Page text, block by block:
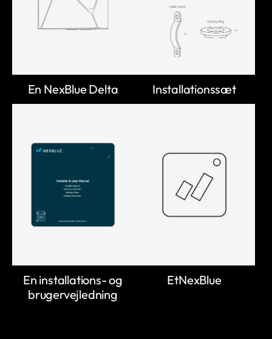
En NexBlue Delta Installationssæt
En installations- og
brugervejledning
EtNexBlue